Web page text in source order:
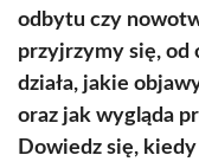
odbytu czy
przyjrzymy się, od
działa, jakie
oraz jak wygląda
Dowiedz się,